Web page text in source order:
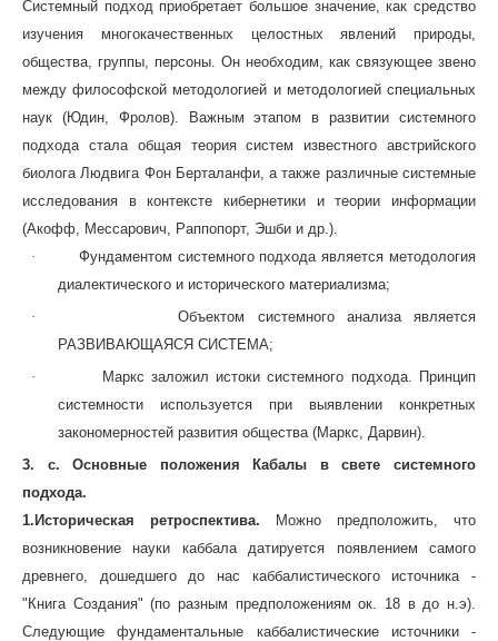
Системный подход приобретает большое значение, как средство
изучения многокачественных целостных явлений природы,
общества, группы, персоны. Он необходим, как связующее звено
между философской методологией и методологией специальных
наук (Юдин, Фролов). Важным этапом в развитии системного
подхода стала общая теория систем известного австрийского
биолога Людвига Фон Берталанфи, а также различные системные
исследования в контексте кибернетики и теории информации
(Акофф, Мессарович, Раппопорт, Эшби и др.).
·
Фундаментом системного подхода является методология
диалектического и исторического материализма;
·
Объектом системного анализа является
РАЗВИВАЮЩАЯСЯ СИСТЕМА;
·
Маркс заложил истоки системного подхода. Принцип
системности используется при выявлении конкретных
закономерностей развития общества (Маркс, Дарвин).
3. c. Основные положения Кабалы в свете системного
подхода.
1.Историческая ретроспектива.
Можно предположить, что
возникновение науки каббала датируется появлением самого
древнего, дошедшего до нас каббалистического источника -
"Книга Создания" (по разным предположениям ок. 18 в до н.э).
Следующие фундаментальные каббалистические источники -